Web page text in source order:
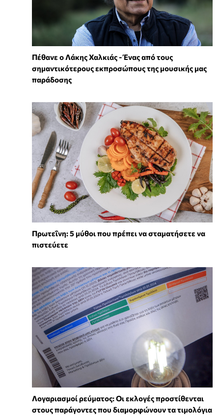
Πέθανε ο Λάκης Χαλκιάς - Ένας από τους
σημαντικότερους εκπροσώπους της μουσικής μας
παράδοσης
Πρωτεΐνη: 5 μύθοι που πρέπει να σταματήσετε να
πιστεύετε
Λογαριασμοί ρεύματος: Οι εκλογές προστίθενται
στους παράγοντες που διαμορφώνουν τα τιμολόγια